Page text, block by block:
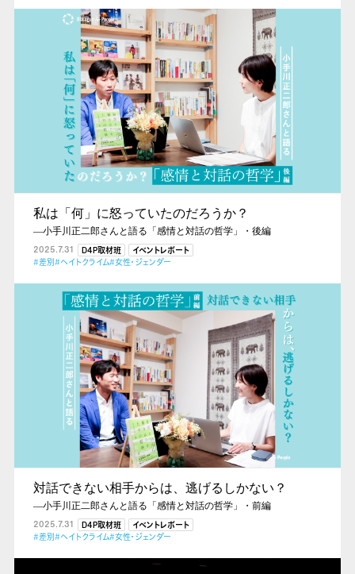
私は「何」に怒っていたのだろうか？
―小手川正二郎さんと語る「感情と対話の哲学」・後編
2025.7.31 D4P取材班
イベントレポート
#差別#ヘイトクライム#女性・ジェンダー
対話できない相手からは、逃げるしかない？
―小手川正二郎さんと語る「感情と対話の哲学」・前編
2025.7.31 D4P取材班
イベントレポート
#差別#ヘイトクライム#女性・ジェンダー